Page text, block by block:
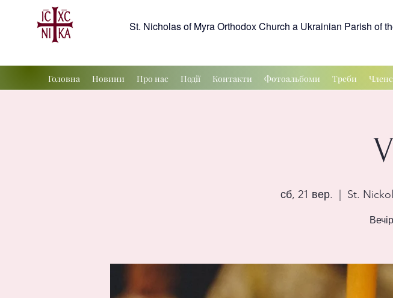
St. Nicholas of Myra Orthodox Church a Ukrainian Parish of
Головна Новини Про нас Події Контакти Фотоальбоми Треби
сб, 21 вер. St.